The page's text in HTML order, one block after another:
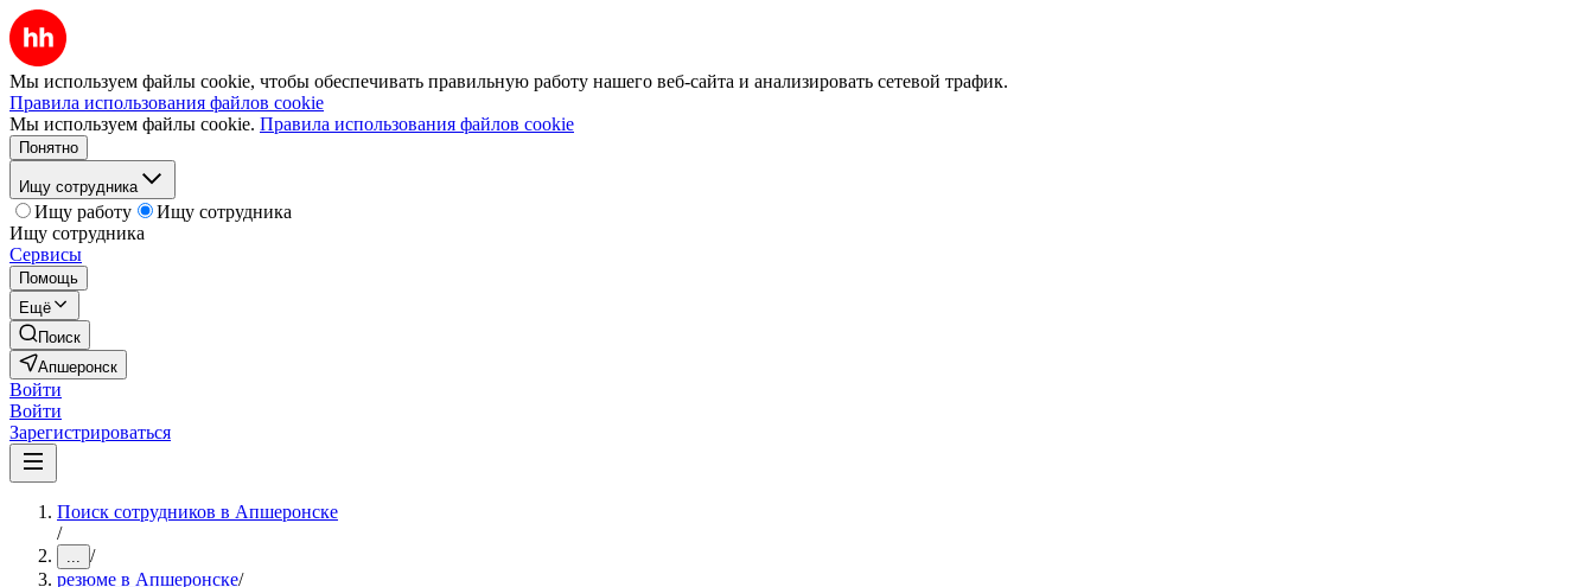
Мы используем файлы cookie, чтобы обеспечивать правильную работу нашего веб-сайта и анализировать сетевой трафик.
Правила использования файлов cookie
Мы используем файлы cookie. Правила использования файлов cookie
Понятно
Ищу сотрудника
Ищу работу
Ищу сотрудника
Ищу сотрудника
Сервисы
Помощь
Ещё
Поиск
Апшеронск
Войти
Войти
Зарегистрироваться
Поиск сотрудников в Апшеронске
/
... /
резюме в Апшеронске/